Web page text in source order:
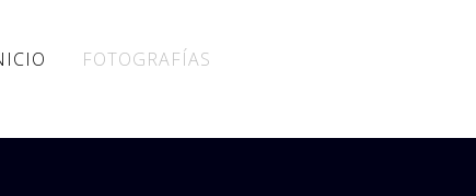
FOTOGRAFÍAS